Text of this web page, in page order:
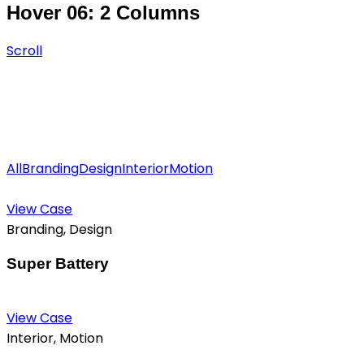
Hover 06: 2 Columns
Scroll
AllBrandingDesignInteriorMotion
View Case
Branding, Design
Super Battery
View Case
Interior, Motion